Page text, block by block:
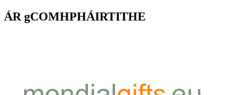
ÁR gCOMHPHÁIRTITHE